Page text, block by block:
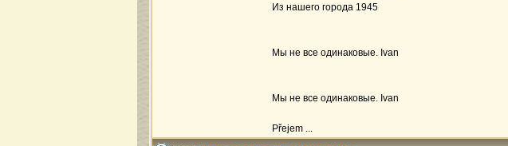
Из нашего города 1945
Мы не все одинаковые. Ivan
Мы не все одинаковые. Ivan
Přejem ...